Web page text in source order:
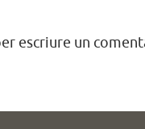
escriure un